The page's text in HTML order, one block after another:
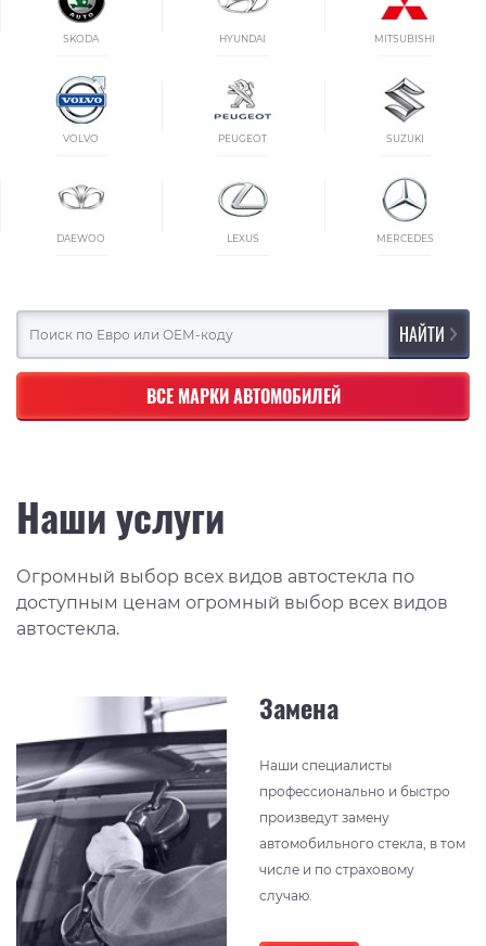
SKODA HYUNDAI MITSUBISHI
VOLVO PEUGEOT SUZUKI
DAEWOO LEXUS MERCEDES
ВСЕ МАРКИ АВТОМОБИЛЕЙ
Наши услуги
Огромный выбор всех видов автостекла по
доступным ценам огромный выбор всех видов
автостекла.
Замена
Наши специалисты
профессионально и быстро
произведут замену
автомобильного стекла, в том
числе и по страховому
случаю.